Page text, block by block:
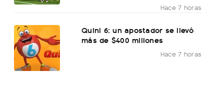
Hace 7 horas
Quini 6: un apostador se llevó
más de $400 millones
Hace 7 horas